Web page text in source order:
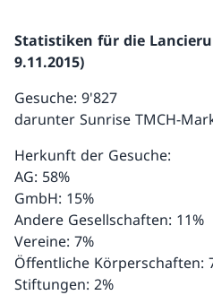
Statistiken für die
9.11.2015)
Gesuche: 9'827
darunter Sunrise TMCH-
Herkunft der Gesuche:
AG: 58%
GmbH: 15%
Andere Gesellschaften: 11%
Vereine: 7%
Öffentliche Körperschaften:
Stiftungen: 2%